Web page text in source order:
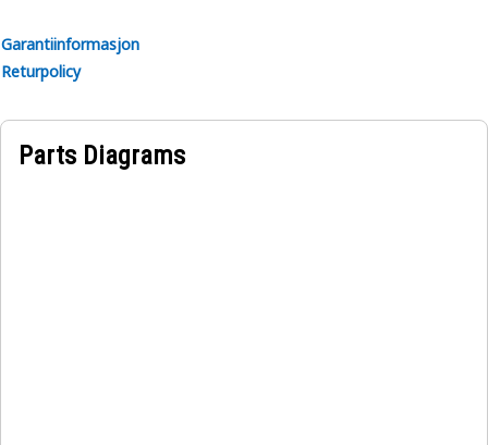
Garantiinformasjon
Returpolicy
Parts Diagrams